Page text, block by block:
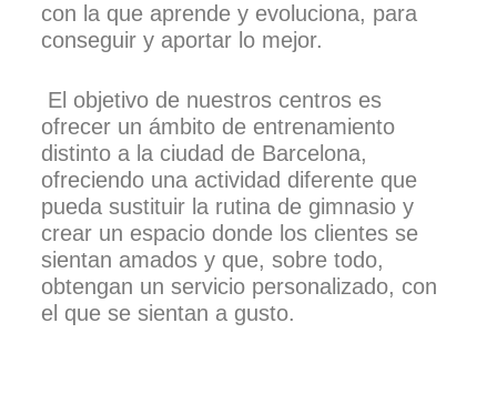
con la que aprende y evoluciona, para
conseguir y aportar lo mejor.
El objetivo de nuestros centros es
ofrecer un ámbito de entrenamiento
distinto a la ciudad de Barcelona,
ofreciendo una actividad diferente que
pueda sustituir la rutina de gimnasio y
crear un espacio donde los clientes se
sientan amados y que, sobre todo,
obtengan un servicio personalizado, con
el que se sientan a gusto.